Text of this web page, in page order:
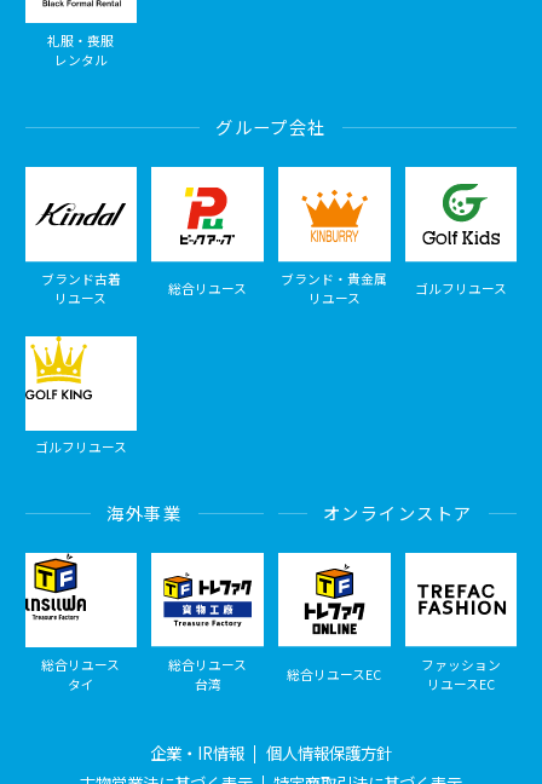
礼服・喪服
レンタル
グループ会社
ブランド古着
リユース
総合リユース
ブランド・貴金属
リユース
ゴルフリユース
ゴルフリユース
海外事業
総合リユース
タイ
総合リユース
台湾
オンラインストア
総合リユースEC
ファッション
リユースEC
企業・IR情報
個人情報保護方針